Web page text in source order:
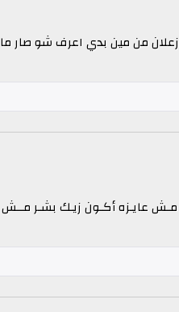
زعلان من مين بدي اعرف شو صار ما
مـش عايـزه أكـون زيـك بشـر مــش